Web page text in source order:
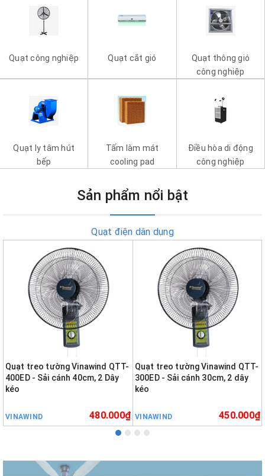
Quạt công nghiệp Quạt cắt gió
Quạt thông gió
công nghiệp
Quạt ly tâm hút
bếp
Tấm làm mát
cooling pad
Điều hòa di động
công nghiệp
Sản phẩm nổi bật
Quạt điện dân dụng
Quạt treo tường Vinawind QTT-
400ED - Sải cánh 40cm, 2 Dây
kéo
VINAWIND 480.000₫
Quạt treo tường Vinawind QTT-
300ED - Sải cánh 30cm, 2 dây
kéo
VINAWIND 450.000₫